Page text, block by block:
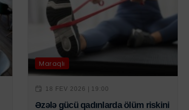
Maraqlı
18 FEV 2026 | 19:00
Əzələ gücü qadınlarda ölüm riskini